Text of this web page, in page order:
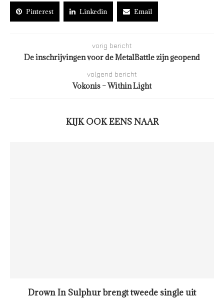
Pinterest Linkedin Email
vorig bericht
De inschrijvingen voor de MetalBattle zijn geopend
volgend bericht
Vokonis – Within Light
KIJK OOK EENS NAAR
Drown In Sulphur brengt tweede single uit